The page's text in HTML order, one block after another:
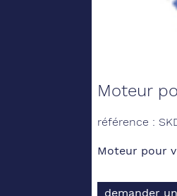
Moteur
référence :
Moteur pour
demander